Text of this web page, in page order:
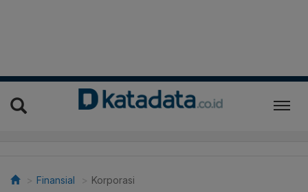
Finansial Korporasi